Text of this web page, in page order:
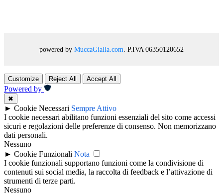
powered by MuccaGialla.com . P.IVA 06350120652
Customize Reject All Accept All
Powered by
✖
► Cookie Necessari Sempre Attivo
I cookie necessari abilitano funzioni essenziali del sito come accessi
sicuri e regolazioni delle preferenze di consenso. Non memorizzano
dati personali.
Nessuno
► Cookie Funzionali Nota
I cookie funzionali supportano funzioni come la condivisione di
contenuti sui social media, la raccolta di feedback e l’attivazione di
strumenti di terze parti.
Nessuno